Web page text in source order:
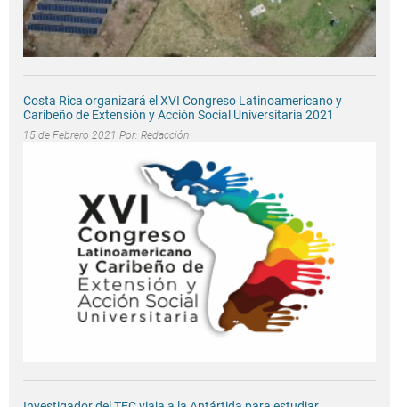
Costa Rica organizará el XVI Congreso Latinoamericano y
Caribeño de Extensión y Acción Social Universitaria 2021
15 de Febrero 2021 Por: Redacción